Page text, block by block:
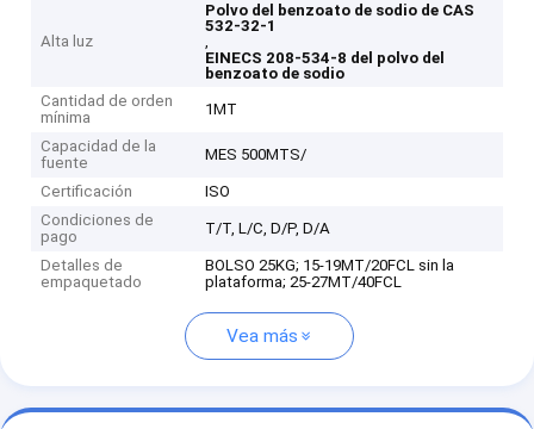
Alta luz
Polvo del benzoato de sodio de CAS
532-32-1
,
EINECS 208-534-8 del polvo del
benzoato de sodio
Cantidad de orden
mínima
1MT
Capacidad de la
fuente
MES 500MTS/
Certificación
ISO
Condiciones de
pago
T/T, L/C, D/P, D/A
Detalles de
empaquetado
BOLSO 25KG; 15-19MT/20FCL sin la
plataforma; 25-27MT/40FCL
Vea más